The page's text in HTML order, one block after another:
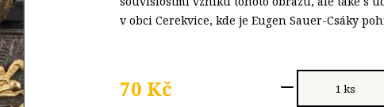
v obci Cerekvice, kde je Eugen Sauer-Csáky
70 Kč